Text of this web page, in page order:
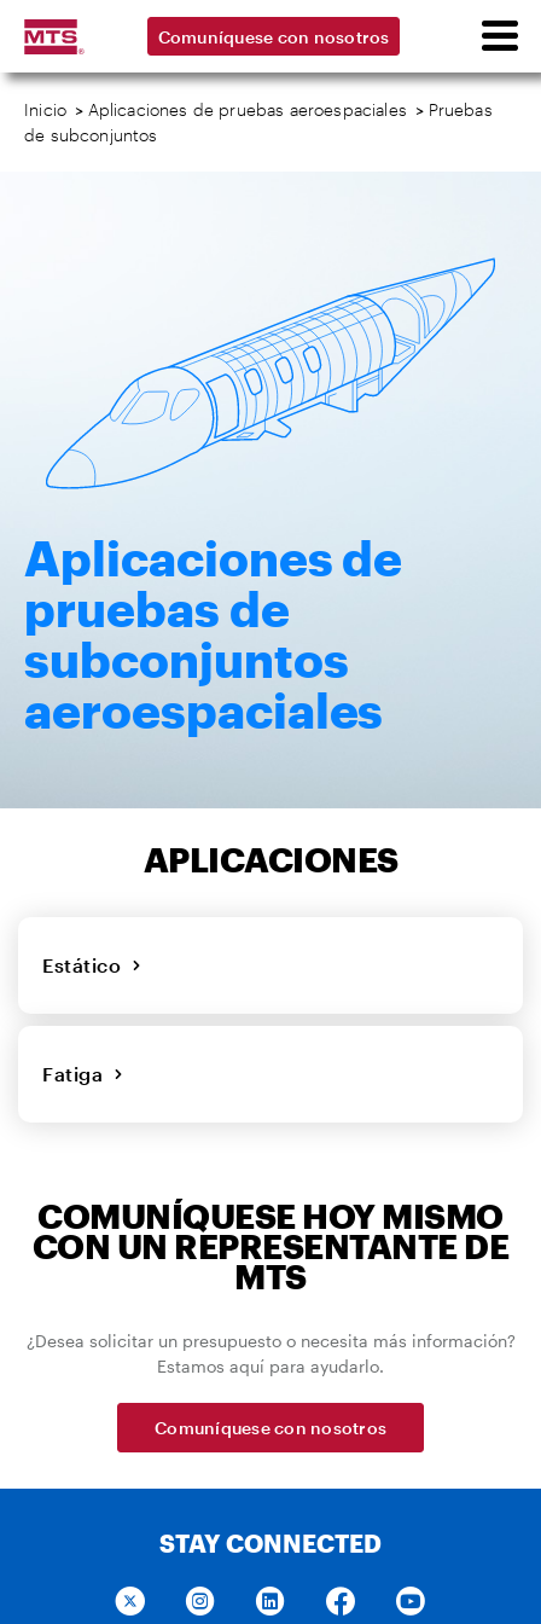
Comuníquese con nosotros
Inicio > Aplicaciones de pruebas aeroespaciales > Pruebas
de subconjuntos
Aplicaciones de
pruebas de
subconjuntos
aeroespaciales
APLICACIONES
Estático
Fatiga
COMUNÍQUESE HOY MISMO
CON UN REPRESENTANTE DE
MTS
¿Desea solicitar un presupuesto o necesita más información?
Estamos aquí para ayudarlo.
Comuníquese con nosotros
STAY CONNECTED